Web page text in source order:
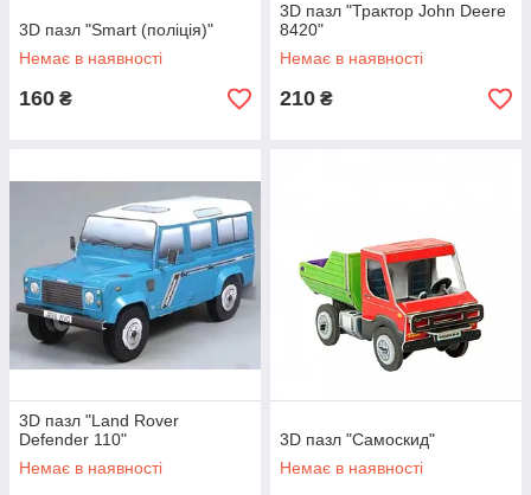
3D пазл "Smart (поліція)"
Немає в наявності
160 ₴
3D пазл "Трактор John Deere
8420"
Немає в наявності
210 ₴
3D пазл "Land Rover
Defender 110"
Немає в наявності
3D пазл "Самоскид"
Немає в наявності